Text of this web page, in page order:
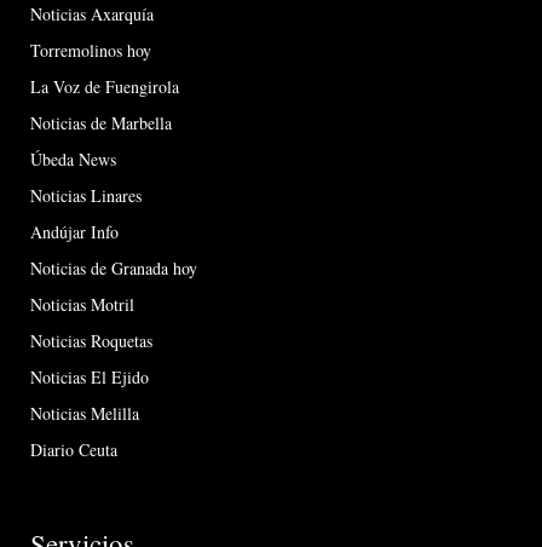
Noticias Axarquía
Torremolinos hoy
La Voz de Fuengirola
Noticias de Marbella
Úbeda News
Noticias Linares
Andújar Info
Noticias de Granada hoy
Noticias Motril
Noticias Roquetas
Noticias El Ejido
Noticias Melilla
Diario Ceuta